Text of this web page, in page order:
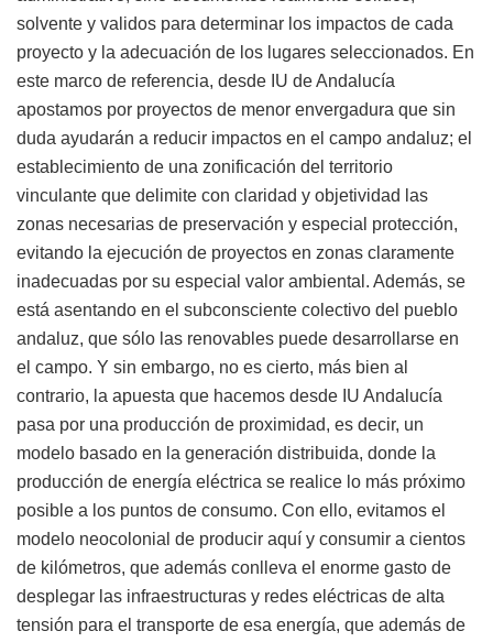
solvente y validos para determinar los impactos de cada
proyecto y la adecuación de los lugares seleccionados. En
este marco de referencia, desde IU de Andalucía
apostamos por proyectos de menor envergadura que sin
duda ayudarán a reducir impactos en el campo andaluz; el
establecimiento de una zonificación del territorio
vinculante que delimite con claridad y objetividad las
zonas necesarias de preservación y especial protección,
evitando la ejecución de proyectos en zonas claramente
inadecuadas por su especial valor ambiental. Además, se
está asentando en el subconsciente colectivo del pueblo
andaluz, que sólo las renovables puede desarrollarse en
el campo. Y sin embargo, no es cierto, más bien al
contrario, la apuesta que hacemos desde IU Andalucía
pasa por una producción de proximidad, es decir, un
modelo basado en la generación distribuida, donde la
producción de energía eléctrica se realice lo más próximo
posible a los puntos de consumo. Con ello, evitamos el
modelo neocolonial de producir aquí y consumir a cientos
de kilómetros, que además conlleva el enorme gasto de
desplegar las infraestructuras y redes eléctricas de alta
tensión para el transporte de esa energía, que además de